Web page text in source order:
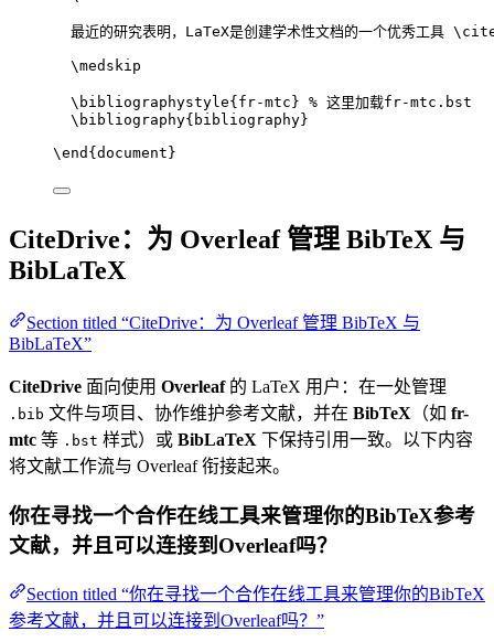
最近的研究表明，LaTeX是创建学术性文档的一个优秀工具
\medskip
\bibliographystyle{fr-mtc} % 这里加载fr-mtc.bst
\bibliography{bibliography}
\end { document }
CiteDrive：为 Overleaf 管理 BibTeX 与
BibLaTeX
Section titled “CiteDrive：为 Overleaf 管理 BibTeX 与
BibLaTeX”
CiteDrive 面向使用 Overleaf的 LaTeX 用户：在一处管理
.bib 文件与项目、协作维护参考文献，并在 BibTeX （如 fr-
mtc 等 .bst 样式）或 BibLaTeX 下保持引用一致。以下内容
将文献工作流与 Overleaf 衔接起来。
你在寻找一个合作在线工具来管理你的BibTeX参考
文献，并且可以连接到Overleaf吗？
Section titled “你在寻找一个合作在线工具来管理你的BibTeX
参考文献，并且可以连接到Overleaf吗？”